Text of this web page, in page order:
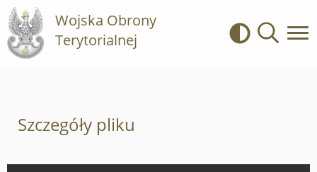
Wojska Obrony
Terytorialnej
Kontrast
Szczegóły pliku